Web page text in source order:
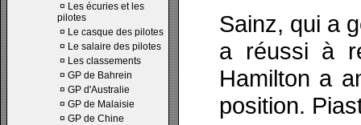
¤ Les écuries et les
pilotes
¤ Le casque des pilotes
¤ Le salaire des pilotes
¤ Les classements
¤ GP de Bahrein
¤ GP d'Australie
¤ GP de Malaisie
¤ GP de Chine
Sainz, qui a
a réussi à
Hamilton a
position.